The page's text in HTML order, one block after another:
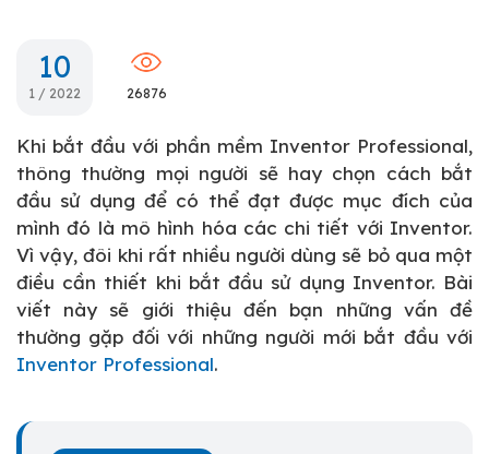
10
1 / 2022 26876
Khi bắt đầu với phần mềm Inventor Professional,
thông thường mọi người sẽ hay chọn cách bắt
đầu sử dụng để có thể đạt được mục đích của
mình đó là mô hình hóa các chi tiết với Inventor.
Vì vậy, đôi khi rất nhiều người dùng sẽ bỏ qua một
điều cần thiết khi bắt đầu sử dụng Inventor. Bài
viết này sẽ giới thiệu đến bạn những vấn đề
thường gặp đối với những người mới bắt đầu với
Inventor Professional.